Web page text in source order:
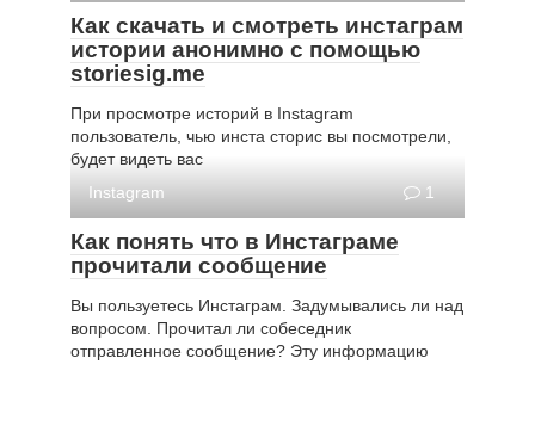
Как скачать и смотреть инстаграм
истории анонимно с помощью
storiesig.me
При просмотре историй в Instagram
пользователь, чью инста сторис вы посмотрели,
будет видеть вас
Instagram
1
Как понять что в Инстаграме
прочитали сообщение
Вы пользуетесь Инстаграм. Задумывались ли над
вопросом. Прочитал ли собеседник
отправленное сообщение? Эту информацию